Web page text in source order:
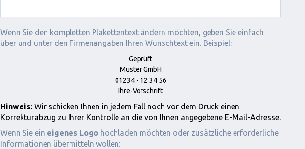
Wenn Sie den kompletten Plakettentext ändern möchten, geben Sie einfach
über und unter den Firmenangaben Ihren Wunschtext ein. Beispiel:
Geprüft
Muster GmbH
01234 - 12 34 56
Ihre-Vorschrift
Hinweis: Wir schicken Ihnen in jedem Fall noch vor dem Druck einen
Korrekturabzug zu Ihrer Kontrolle an die von Ihnen angegebene E-Mail-Adresse.
Wenn Sie ein eigenes Logo hochladen möchten oder zusätzliche erforderliche
Informationen übermitteln wollen: